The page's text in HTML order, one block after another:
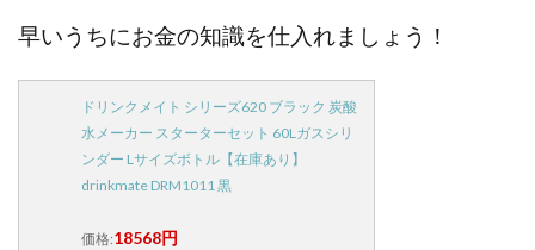
早いうちにお金の知識を仕入れましょう！
ドリンクメイト シリーズ620 ブラック 炭酸
水メーカー スターターセット 60Lガスシリ
ンダー Lサイズボトル【在庫あり】
drinkmate DRM1011 黒
価格:18568円